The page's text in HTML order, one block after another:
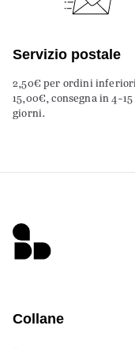
Servizio postale
2,50€ per ordini
15,00€, consegna in 4-15
giorni.
Collane